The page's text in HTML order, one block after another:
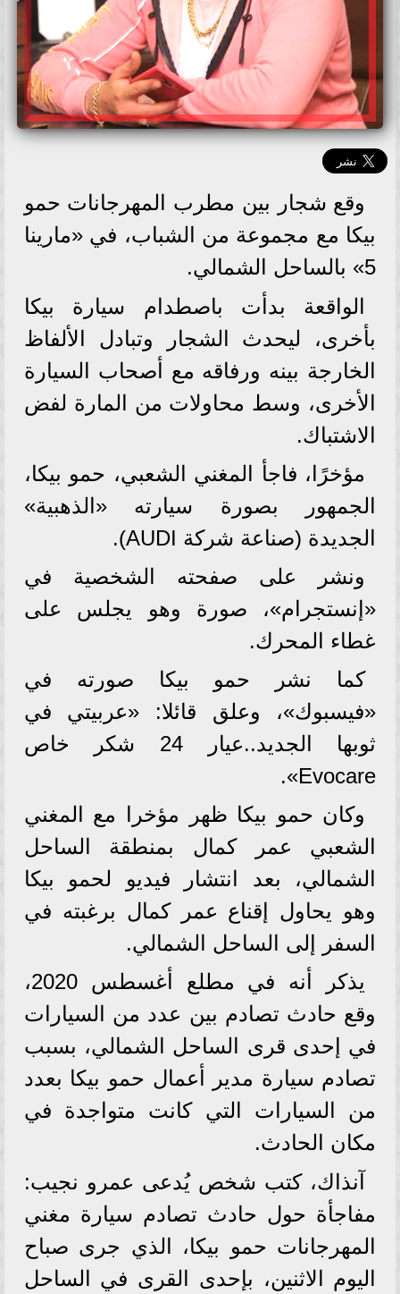
وقع شجار بين مطرب المهرجانات حمو
بيكا مع مجموعة من الشباب، في «مارينا
5» بالساحل الشمالي.
الواقعة بدأت باصطدام سيارة بيكا
بأخرى، ليحدث الشجار وتبادل الألفاظ
الخارجة بينه ورفاقه مع أصحاب السيارة
الأخرى، وسط محاولات من المارة لفض
الاشتباك.
مؤخرًا، فاجأ المغني الشعبي، حمو بيكا،
الجمهور بصورة سيارته «الذهبية»
الجديدة (صناعة شركة AUDI).
ونشر على صفحته الشخصية في
«إنستجرام»، صورة وهو يجلس على
غطاء المحرك.
كما نشر حمو بيكا صورته في
«فيسبوك»، وعلق قائلا: «عربيتي في
ثوبها الجديد..عيار 24 شكر خاص
Evocare».
وكان حمو بيكا ظهر مؤخرا مع المغني
الشعبي عمر كمال بمنطقة الساحل
الشمالي، بعد انتشار فيديو لحمو بيكا
وهو يحاول إقناع عمر كمال برغبته في
السفر إلى الساحل الشمالي.
يذكر أنه في مطلع أغسطس 2020،
وقع حادث تصادم بين عدد من السيارات
في إحدى قرى الساحل الشمالي، بسبب
تصادم سيارة مدير أعمال حمو بيكا بعدد
من السيارات التي كانت متواجدة في
مكان الحادث.
آنذاك، كتب شخص يُدعى عمرو نجيب:
مفاجأة حول حادث تصادم سيارة مغني
المهرجانات حمو بيكا، الذي جرى صباح
اليوم الاثنين، بإحدى القرى في الساحل